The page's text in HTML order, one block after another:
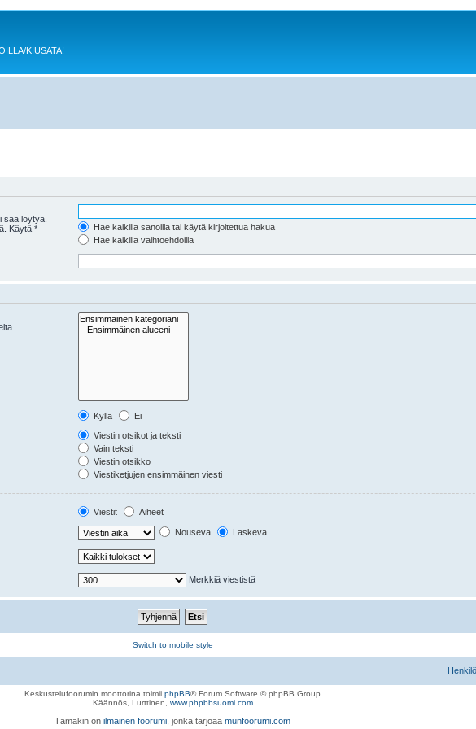
KIUSATA!
saa löytyä.
Käytä *-
Hae kaikilla sanoilla tai käytä kirjoitettua hakua
Hae kaikilla vaihtoehdoilla
Kyllä
Ei
Viestin otsikot ja teksti
Vain teksti
Viestin otsikko
Viestiketjujen ensimmäinen viesti
Viestit
Aiheet
Nouseva Laskeva
Merkkiä viestistä
Switch to mobile style
Keskustelufoorumin moottorina toimii phpBB® Forum Software © phpBB Group
Käännös, Lurttinen, www.phpbbsuomi.com
Tämäkin on ilmainen foorumi , jonka tarjoaa munfoorumi.com